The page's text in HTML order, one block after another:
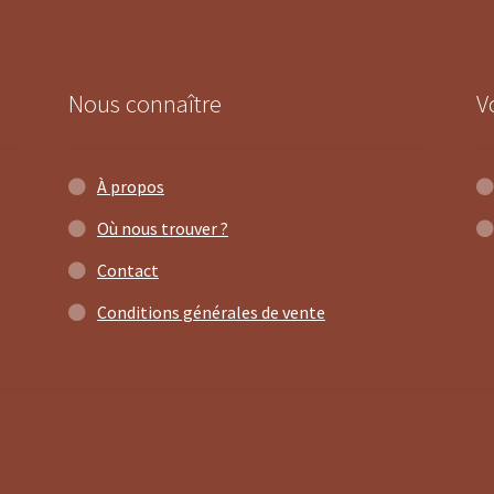
Nous connaître
À propos
Où nous trouver ?
Contact
Conditions générales de vente